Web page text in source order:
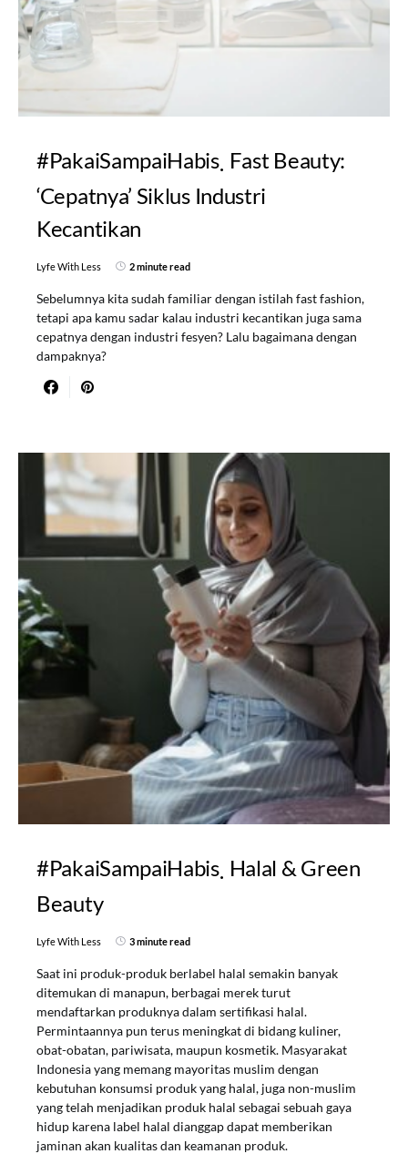
#PakaiSampaiHabis Fast Beauty:
‘Cepatnya’ Siklus Industri
Kecantikan
Lyfe With Less 2 minute read
Sebelumnya kita sudah familiar dengan istilah fast fashion,
tetapi apa kamu sadar kalau industri kecantikan juga sama
cepatnya dengan industri fesyen? Lalu bagaimana dengan
dampaknya?
#PakaiSampaiHabis Halal & Green
Beauty
Lyfe With Less 3 minute read
Saat ini produk-produk berlabel halal semakin banyak
ditemukan di manapun, berbagai merek turut
mendaftarkan produknya dalam sertifikasi halal.
Permintaannya pun terus meningkat di bidang kuliner,
obat-obatan, pariwisata, maupun kosmetik. Masyarakat
Indonesia yang memang mayoritas muslim dengan
kebutuhan konsumsi produk yang halal, juga non-muslim
yang telah menjadikan produk halal sebagai sebuah gaya
hidup karena label halal dianggap dapat memberikan
jaminan akan kualitas dan keamanan produk.